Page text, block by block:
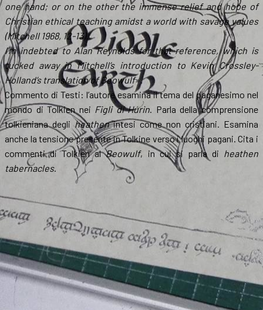
one hand; or on the other the immense relief and hope of
Christian ethical teaching amidst a world with savage values
(Mitchell 1968, 12-13).
I’m indebted to Alan Reynolds for that reference, which is
tucked away in Mitchell’s introduction to Kevin Crossley-
Holland’s translation of Beowulf».
Commento di Testi: l’autore esamina il tema del paganesimo nel
mondo di Tolkien nei Figli di Húrin. Parla della comprensione
tolkieniana degli heathenintesi come non cristiani. Esamina
anche la tensione presente in Tolkine verso i luoghi pagani. Cita i
commenti di Tolkien alBeowulf, in cui si parla di heathen
tabernacles.